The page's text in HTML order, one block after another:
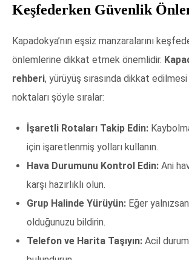
Keşfederken Güvenlik
Kapadokya’nın eşsiz manzaralarını
önlemlerine dikkat etmek önemlidir.
rehberi, yürüyüş sırasında dikkat
noktaları şöyle sıralar:
İşaretli Rotaları Takip Edin:
için işaretlenmiş yolları kullanın.
Hava Durumunu Kontrol Edin: Ani
karşı hazırlıklı olun.
Grup Halinde Yürüyün: Eğer
olduğunuzu bildirin.
Telefon ve Harita Taşıyın: Acil